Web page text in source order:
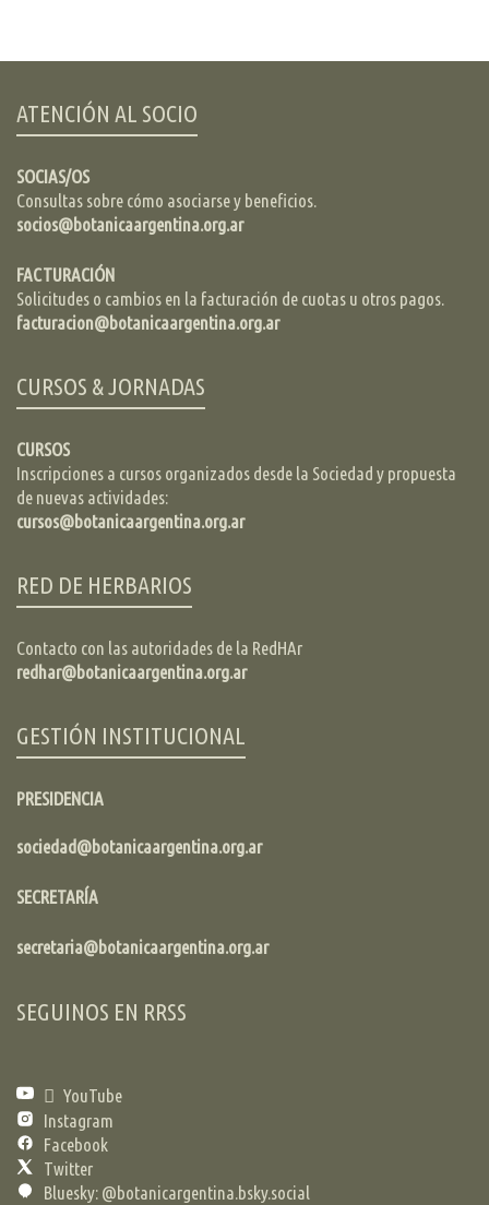
ATENCIÓN AL SOCIO
SOCIAS/OS
Consultas sobre cómo asociarse y beneficios.
socios@botanicaargentina.org.ar
FACTURACIÓN
Solicitudes o cambios en la facturación de cuotas u otros pagos.
facturacion@botanicaargentina.org.ar
CURSOS & JORNADAS
CURSOS
Inscripciones a cursos organizados desde la Sociedad y propuesta
de nuevas actividades:
cursos@botanicaargentina.org.ar
RED DE HERBARIOS
Contacto con las autoridades de la RedHAr
redhar@botanicaargentina.org.ar
GESTIÓN INSTITUCIONAL
PRESIDENCIA
sociedad@botanicaargentina.org.ar
SECRETARÍA
secretaria@botanicaargentina.org.ar
SEGUINOS EN RRSS
YouTube
Instagram
Facebook
Twitter
Bluesky: @botanicargentina.bsky.social